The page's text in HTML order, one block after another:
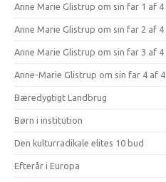
Anne Marie Glistrup om sin far 1 af 4
Anne Marie Glistrup om sin far 2 af 4
Anne Marie Glistrup om sin far 3 af 4
Anne-Marie Glistrup om sin far 4 af 4
Bæredygtigt Landbrug
Børn i institution
Den kulturradikale elites 10 bud
Efterår i Europa